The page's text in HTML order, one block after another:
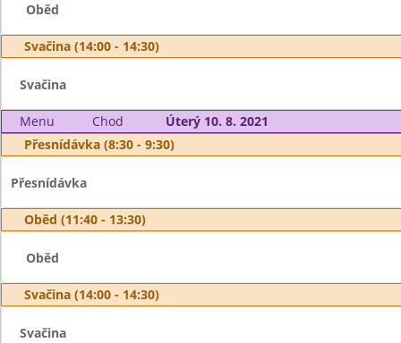
Oběd
Svačina (14:00 - 14:30)
Svačina
Menu Chod
Úterý 10. 8. 2021
Přesnídávka (8:30 - 9:30)
Přesnídávka
Oběd (11:40 - 13:30)
Oběd
Svačina (14:00 - 14:30)
Svačina